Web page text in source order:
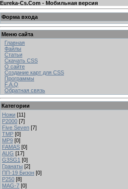
Eureka-Cs.Com - Мобильная версия
Форма входа
Меню сайта
Главная
Файлы
Статьи
Скачать CSS
О сайте
Создание карт для CSS
Программы
F.A.Q
Обратная связь
Категории
Ножи [11]
P2000 [7]
Five Seven [7]
TMP [0]
MP9 [0]
FAMAS [0]
AUG [17]
G3SG1 [0]
Гранаты [2]
ПП-19 Бизон [0]
P250 [8]
MAG-7 [0]